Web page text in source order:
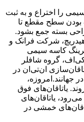
بلبرینگ کاسه سیمی را اختراع و به ثبت
بودن سطح مقطع تا
بسته جمع بشود.
شرکت فرانک و
کاسه سیمی
گروه شافلر
ان‌تی‌ان در
جهانند.امروزه،
یاتاقان‌های فوق
یاتاقان‌های
خمشی در